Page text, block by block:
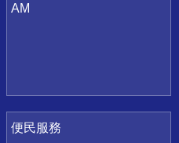
AM
便民服務